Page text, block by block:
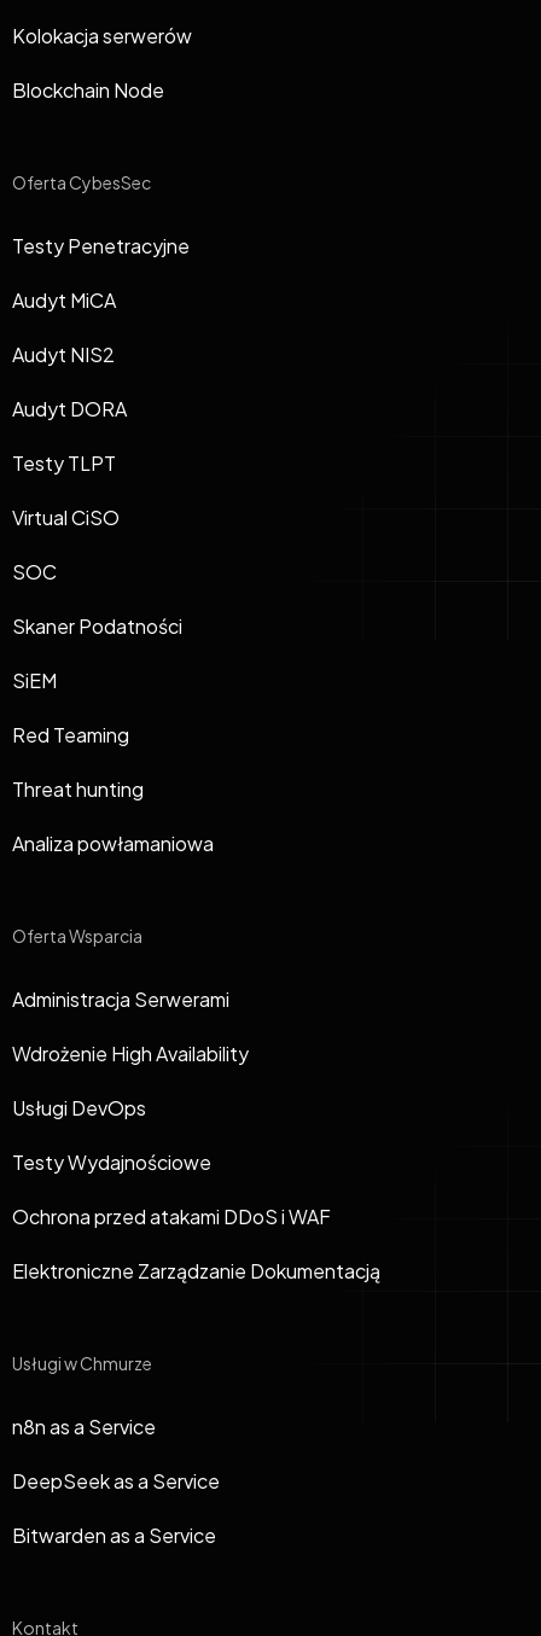
Kolokacja serwerów
Blockchain Node
Oferta CybesSec
Testy Penetracyjne
Audyt MiCA
Audyt NIS2
Audyt DORA
Testy TLPT
Virtual CiSO
SOC
Skaner Podatności
SiEM
Red Teaming
Threat hunting
Analiza powłamaniowa
Oferta Wsparcia
Administracja Serwerami
Wdrożenie High Availability
Usługi DevOps
Testy Wydajnościowe
Ochrona przed atakami DDoS i WAF
Elektroniczne Zarządzanie Dokumentacją
Usługi w Chmurze
n8n as a Service
DeepSeek as a Service
Bitwarden as a Service
Kontakt